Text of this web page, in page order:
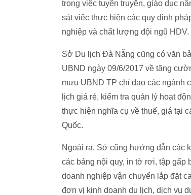
trong việc tuyên truyền, giáo dục
sát việc thực hiện các quy định
nghiệp và chất lượng đội ngũ HDV.
Sở Du lịch Đà Nẵng cũng có văn
UBND ngày 09/6/2017 về tăng
mưu UBND TP chỉ đạo các ngành
lịch giá rẻ, kiểm tra quản lý hoạt
thực hiện nghĩa cụ về thuế, giá tại
Quốc.
Ngoài ra, Sở cũng hướng dẫn các
các bảng nội quy, in tờ rơi, tập gấp
doanh nghiệp vận chuyển lắp đặt
đơn vị kinh doanh du lịch, dịch vụ